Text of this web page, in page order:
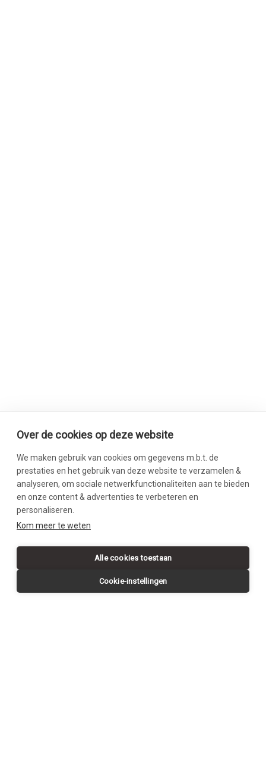
Over de cookies op deze website
We maken gebruik van cookies om gegevens m.b.t. de
prestaties en het gebruik van deze website te verzamelen &
analyseren, om sociale netwerkfunctionaliteiten aan te bieden
en onze content & advertenties te verbeteren en
personaliseren.
Kom meer te weten
Alle cookies toestaan
Cookie-instellingen
SWIPE DOWN